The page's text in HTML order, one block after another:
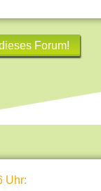
Forum!
Uhr: